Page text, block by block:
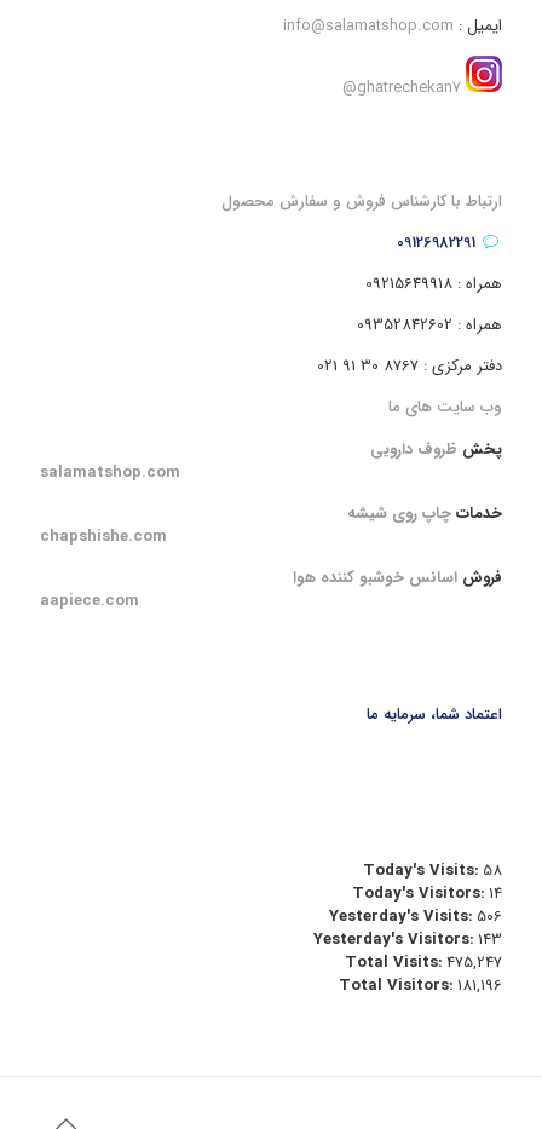
ایمیل : info@salamatshop.com
ghatrechekan7@
ارتباط با کارشناس فروش و سفارش محصول
09126982291
همراه : 09215649918
همراه : 09352842602
دفتر مرکزی : 8767 30 91 021
وب سایت های ما
پخش ظروف دارویی
salamatshop.com
خدماتچاپ روی شیشه
chapshishe.com
فروش اسانس خوشبو کننده هوا
aapiece.com
اعتماد شما، سرمایه ما
Today's Visits: 58
Today's Visitors:14
Yesterday's Visits: 506
Yesterday's Visitors:143
Total Visits:475,247
Total Visitors:181,196